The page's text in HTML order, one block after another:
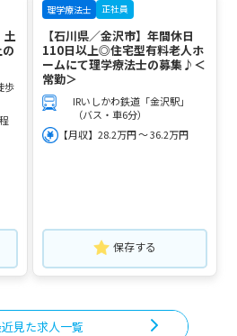
土
歩
理学療法士 正社員
【石川県／金沢市】年間休日
110日以上◎住宅型有料老人ホ
ームにて理学療法士の募集♪＜
常勤＞
IRいしかわ鉄道「金沢駅」
（バス・車6分）
【月収】28.2万円 ～ 36.2万円
保存する
見た求人一覧